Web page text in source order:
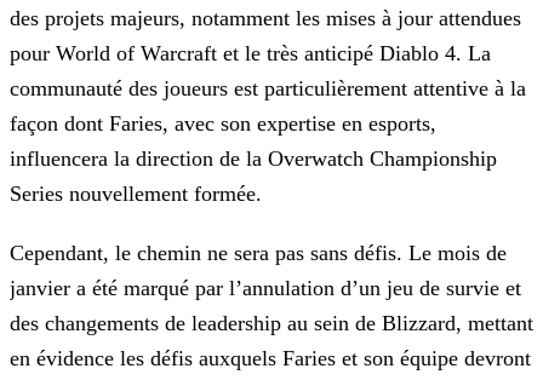
des projets majeurs, notamment les mises à jour attendues
pour World of Warcraft et le très anticipé Diablo 4. La
communauté des joueurs est particulièrement attentive à la
façon dont Faries, avec son expertise en esports,
influencera la direction de la Overwatch Championship
Series nouvellement formée.
Cependant, le chemin ne sera pas sans défis. Le mois de
janvier a été marqué par l’annulation d’un jeu de survie et
des changements de leadership au sein de Blizzard, mettant
en évidence les défis auxquels Faries et son équipe devront